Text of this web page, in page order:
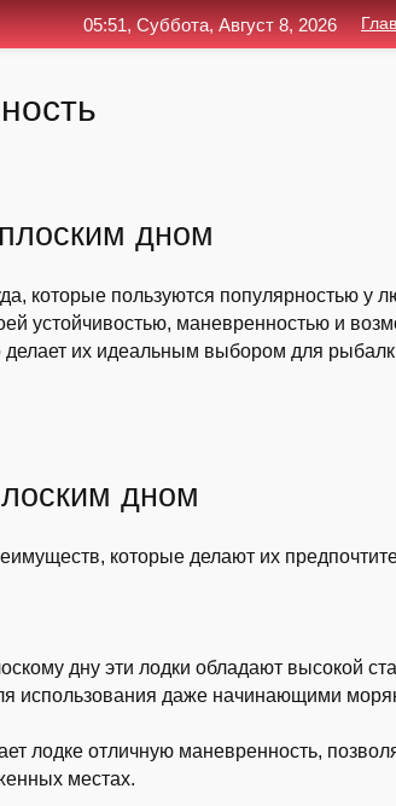
дном
которые пользуются популярностью у
устойчивостью, маневренностью и
делает их идеальным выбором для
дном
которые делают их
дну эти лодки обладают высокой
использования даже начинающими
лодке отличную маневренность,
местах.
05:51, Суббота, Август 8, 2026